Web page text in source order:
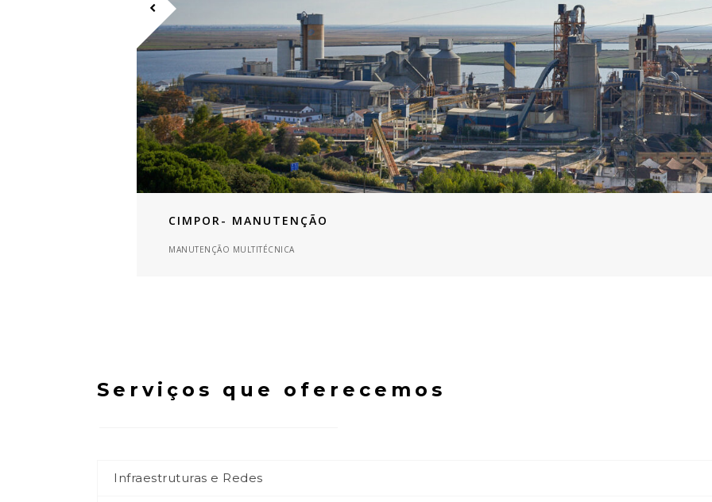
CIMPOR- MANUTENÇÃO
MANUTENÇÃO MULTITÉCNICA
Serviços que oferecemos
Infraestruturas e Redes